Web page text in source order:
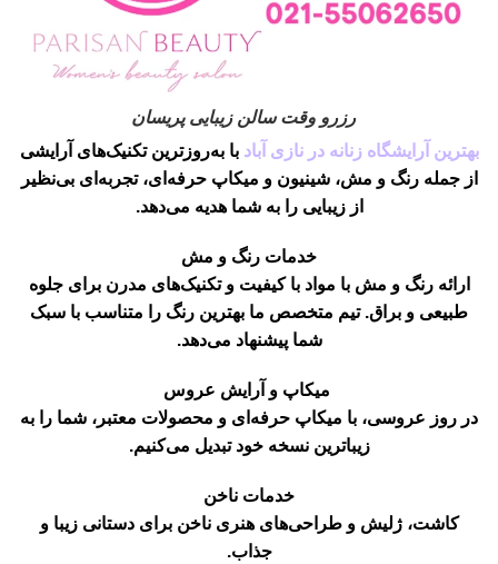
رزرو وقت سالن زیبایی پریسان
بهترین آرایشگاه زنانه در نازی آباد با به‌روزترین تکنیک‌های آرایشی
از جمله رنگ و مش، شینیون و میکاپ حرفه‌ای، تجربه‌ای بی‌نظیر
از زیبایی را به شما هدیه می‌دهد.
خدمات رنگ و مش
ارائه رنگ و مش با مواد با کیفیت و تکنیک‌های مدرن برای جلوه
طبیعی و براق. تیم متخصص ما بهترین رنگ را متناسب با سبک
شما پیشنهاد می‌دهد.
میکاپ و آرایش عروس
در روز عروسی، با میکاپ حرفه‌ای و محصولات معتبر، شما را به
زیباترین نسخه خود تبدیل می‌کنیم.
خدمات ناخن
کاشت، ژلیش و طراحی‌های هنری ناخن برای دستانی زیبا و
جذاب.